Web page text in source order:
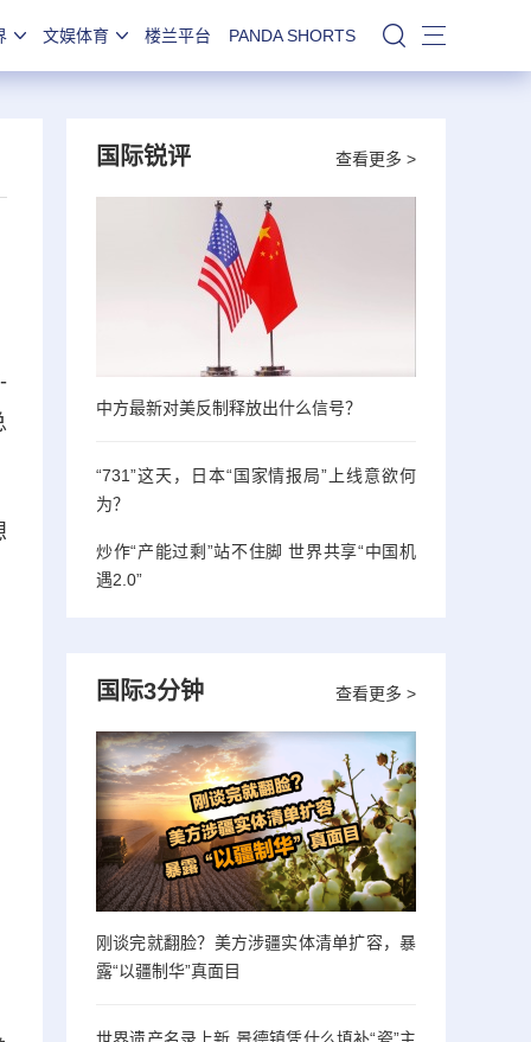
文娱体育 楼兰平台 PANDA SHORTS 站内搜索
查看更多 >
国际锐评
中方最新对美反制释放出什么信号？
“731”这天，日本“国家情报局”上线意欲何
为？
炒作“产能过剩”站不住脚 世界共享“中国机
遇2.0”
查看更多 >
国际3分钟
刚谈完就翻脸？美方涉疆实体清单扩容，暴
露“以疆制华”真面目